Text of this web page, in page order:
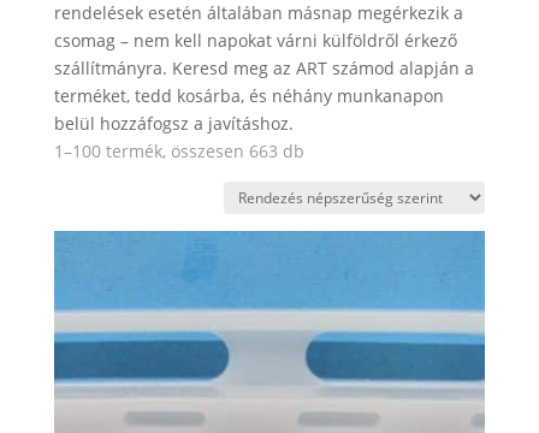
rendelések esetén általában másnap megérkezik a
csomag – nem kell napokat várni külföldről érkező
szállítmányra. Keresd meg az ART számod alapján a
terméket, tedd kosárba, és néhány munkanapon
belül hozzáfogsz a javításhoz.
1–100 termék, összesen 663 dbSorted
popularity